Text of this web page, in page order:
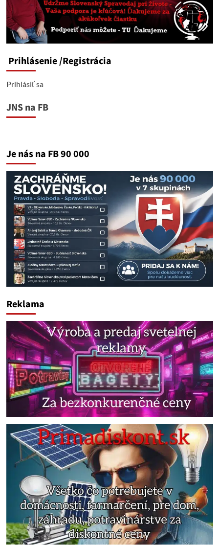
Českom
a
Slovenskom
a
vytvoriť
UA
Prihlásenie/Registrácia
Prihlásiť sa
JNS na FB
Je nás na FB 90 000
Reklama